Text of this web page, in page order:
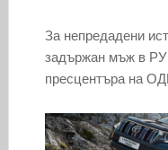
За непредадени
задържан мъж в РУ
пресцентъра на